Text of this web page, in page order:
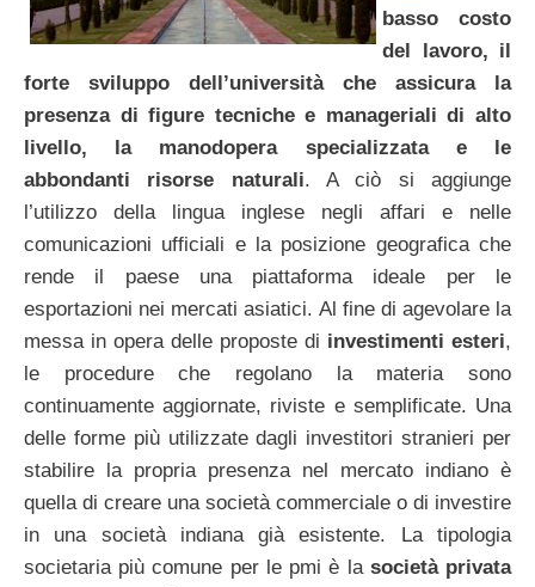
basso costo
del lavoro, il
forte sviluppo dell’università che assicura la
presenza di figure tecniche e manageriali di alto
livello, la manodopera specializzata e le
abbondanti risorse naturali. A ciò si aggiunge
l’utilizzo della lingua inglese negli affari e nelle
comunicazioni ufficiali e la posizione geografica che
rende il paese una piattaforma ideale per le
esportazioni nei mercati asiatici. Al fine di agevolare la
messa in opera delle proposte di investimenti esteri,
le procedure che regolano la materia sono
continuamente aggiornate, riviste e semplificate. Una
delle forme più utilizzate dagli investitori stranieri per
stabilire la propria presenza nel mercato indiano è
quella di creare una società commerciale o di investire
in una società indiana già esistente. La tipologia
societaria più comune per le pmi è la società privata